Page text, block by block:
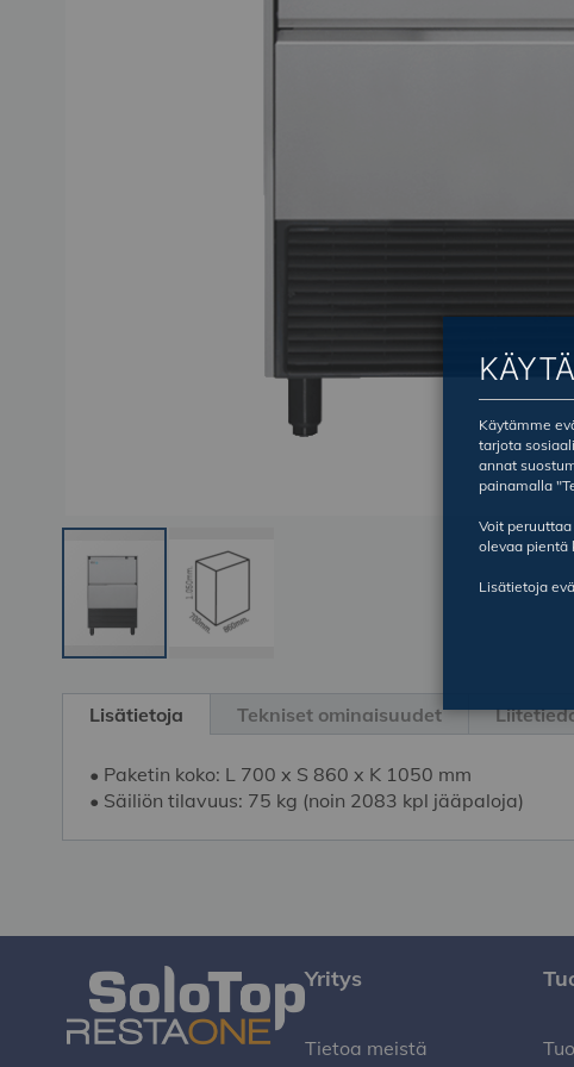
to
Lisätietoja
• Paketin koko: L 700 x S 860 x K 1050 mm
• Säiliön tilavuus: 75 kg (noin 2083 kpl jääpaloja)
Tekniset ominaisuudet
Yritys
Tietoa meistä
Käytämme
tarjota
annat
painamalla
Voit
olevaa pientä
Lisätietoja